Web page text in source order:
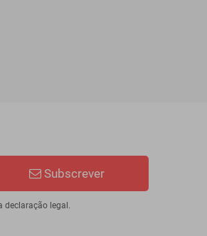
Subscrever
declaração legal.